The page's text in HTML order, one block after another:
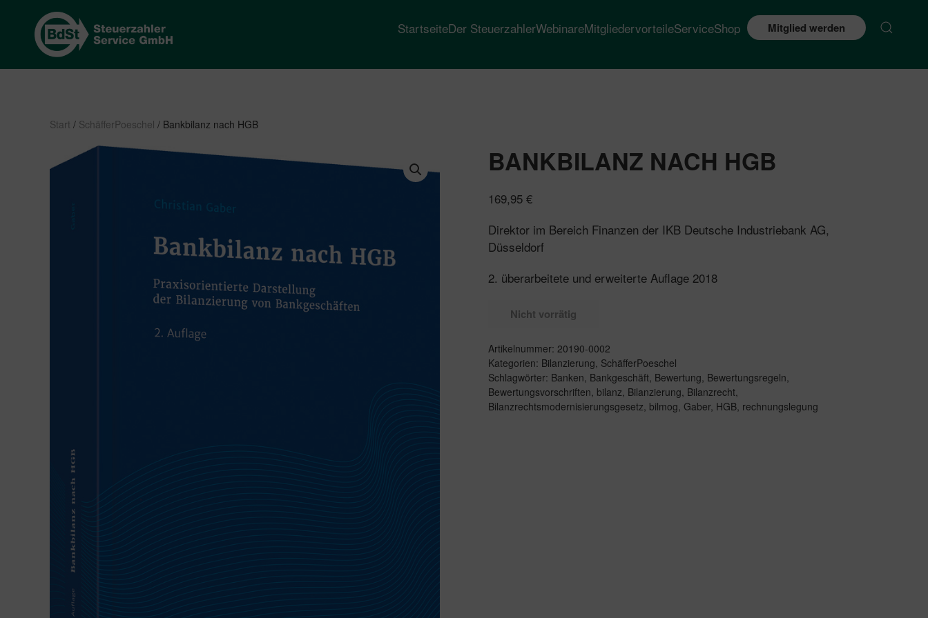
StartseiteDer SteuerzahlerWebinareMitgliedervorteileServiceShop Mitglied werden
Start / SchäfferPoeschel / Bankbilanz nach HGB
BANKBILANZ NACH HGB
169,95 €
Direktor im Bereich Finanzen der IKB Deutsche Industriebank AG,
Düsseldorf
2. überarbeitete und erweiterte Auflage 2018
Nicht vorrätig
Artikelnummer: 20190-0002
Kategorien: Bilanzierung, SchäfferPoeschel
Schlagwörter: Banken, Bankgeschäft, Bewertung, Bewertungsregeln,
Bewertungsvorschriften, bilanz, Bilanzierung, Bilanzrecht,
Bilanzrechtsmodernisierungsgesetz, bilmog, Gaber, HGB, rechnungslegung